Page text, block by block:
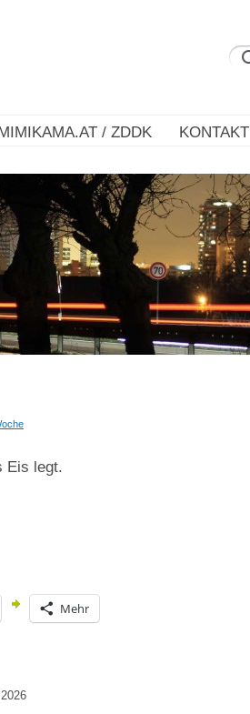
/ ZDDK KONTAKT
Eis legt.
Mehr